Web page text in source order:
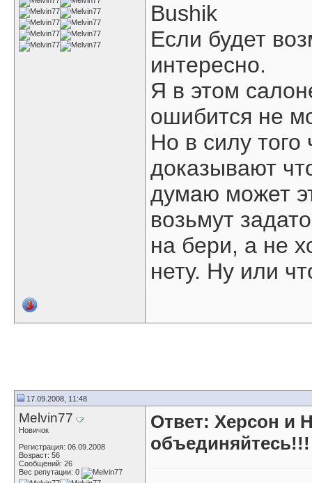
Bushik
Если будет
интересно.
Я в этом
ошибится не
Но в силу того
доказывают
думаю может
возьмут
на бери, а не
нету. Ну или
17.09.2008, 11:48
Melvin77
Новичок
Регистрация: 06.09.2008
Возраст: 56
Сообщений: 26
Вес репутации: 0
Ответ: Херсон и
объединяйтесь!!!